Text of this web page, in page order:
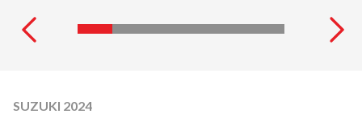
SUZUKI 2024